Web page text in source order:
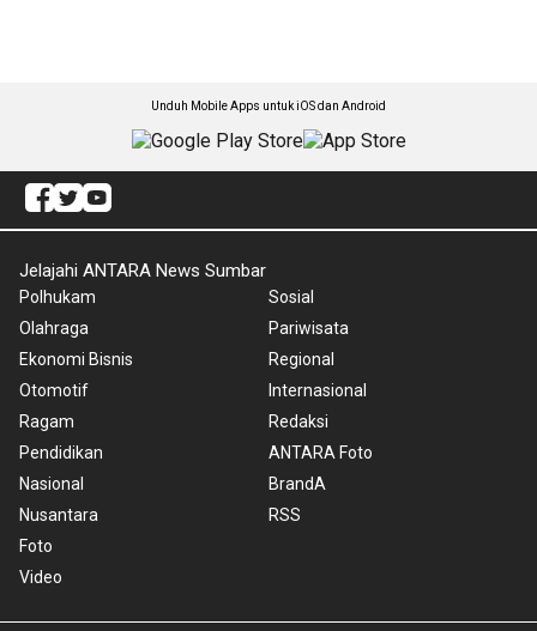
Unduh Mobile Apps untuk iOS dan Android
Jelajahi ANTARA News Sumbar
Polhukam
Olahraga
Ekonomi Bisnis
Otomotif
Ragam
Pendidikan
Nasional
Nusantara
Foto
Video
Sosial
Pariwisata
Regional
Internasional
Redaksi
ANTARA Foto
BrandA
RSS